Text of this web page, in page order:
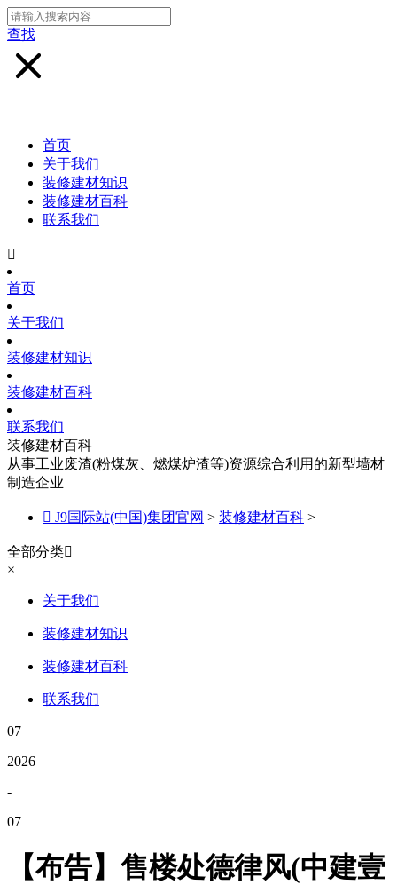
查找
首页
关于我们
装修建材知识
装修建材百科
联系我们

首页
关于我们
装修建材知识
装修建材百科
联系我们
装修建材百科
从事工业废渣(粉煤灰、燃煤炉渣等)资源综合利用的新型墙材
制造企业
 J9国际站(中国)集团官网 > 装修建材百科 >
全部分类
×
关于我们
装修建材知识
装修建材百科
联系我们
07
2026
-
07
【布告】售楼处德律风(中建壹